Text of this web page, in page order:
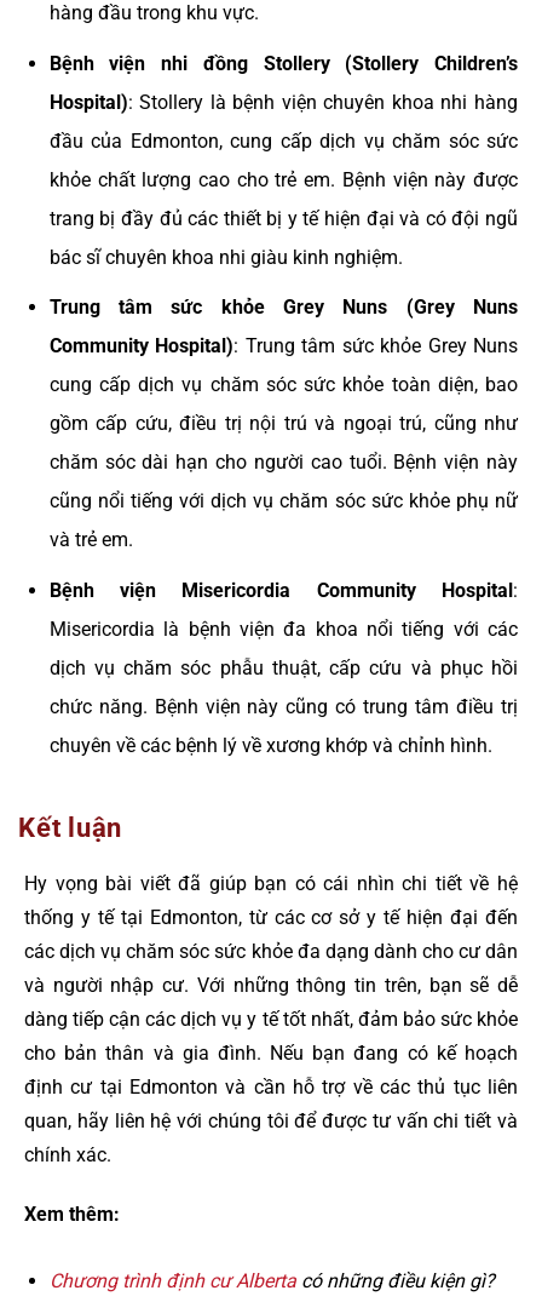
hàng đầu trong khu vực.
Bệnh viện nhi đồng Stollery (Stollery Children’s
Hospital): Stollery là bệnh viện chuyên khoa nhi hàng
đầu của Edmonton, cung cấp dịch vụ chăm sóc sức
khỏe chất lượng cao cho trẻ em. Bệnh viện này được
trang bị đầy đủ các thiết bị y tế hiện đại và có đội ngũ
bác sĩ chuyên khoa nhi giàu kinh nghiệm.
Trung tâm sức khỏe Grey Nuns (Grey Nuns
Community Hospital): Trung tâm sức khỏe Grey Nuns
cung cấp dịch vụ chăm sóc sức khỏe toàn diện, bao
gồm cấp cứu, điều trị nội trú và ngoại trú, cũng như
chăm sóc dài hạn cho người cao tuổi. Bệnh viện này
cũng nổi tiếng với dịch vụ chăm sóc sức khỏe phụ nữ
và trẻ em.
Bệnh viện Misericordia Community Hospital:
Misericordia là bệnh viện đa khoa nổi tiếng với các
dịch vụ chăm sóc phẫu thuật, cấp cứu và phục hồi
chức năng. Bệnh viện này cũng có trung tâm điều trị
chuyên về các bệnh lý về xương khớp và chỉnh hình.
Kết luận
Hy vọng bài viết đã giúp bạn có cái nhìn chi tiết về hệ
thống y tế tại Edmonton, từ các cơ sở y tế hiện đại đến
các dịch vụ chăm sóc sức khỏe đa dạng dành cho cư dân
và người nhập cư. Với những thông tin trên, bạn sẽ dễ
dàng tiếp cận các dịch vụ y tế tốt nhất, đảm bảo sức khỏe
cho bản thân và gia đình. Nếu bạn đang có kế hoạch
định cư tại Edmonton và cần hỗ trợ về các thủ tục liên
quan, hãy liên hệ với chúng tôi để được tư vấn chi tiết và
chính xác.
Xem thêm:
Chương trình định cư Albertacó những điều kiện gì?